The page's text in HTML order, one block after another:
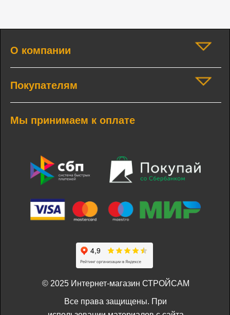
О компании
Покупателям
Мы принимаем к оплате
© 2025 Интернет-магазин СТРОЙСАМ
Все права защищены. При